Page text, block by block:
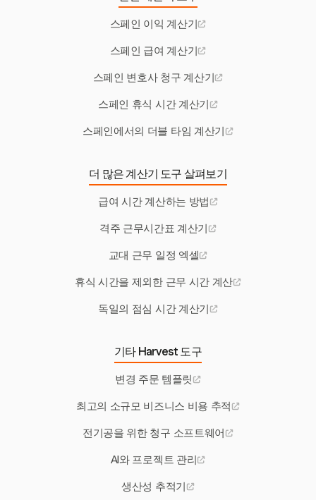
스페인 이익 계산기
스페인 급여 계산기
스페인 변호사 청구 계산기
스페인 휴식 시간 계산기
스페인에서의 더블 타임 계산기
더 많은 계산기 도구 살펴보기
급여 시간 계산하는 방법
격주 근무시간표 계산기
교대 근무 일정 엑셀
휴식 시간을 제외한 근무 시간 계산
독일의 점심 시간 계산기
기타 Harvest 도구
변경 주문 템플릿
최고의 소규모 비즈니스 비용 추적
전기공을 위한 청구 소프트웨어
AI와 프로젝트 관리
생산성 추적기